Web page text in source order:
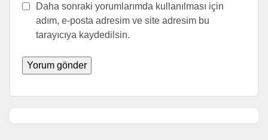
Daha sonraki yorumlarımda kullanılması için
adım, e-posta adresim ve site adresim bu
tarayıcıya kaydedilsin.